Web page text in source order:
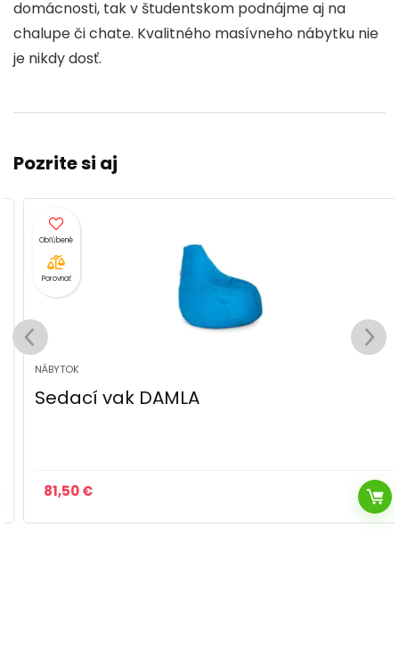
domácnosti, tak v študentskom podnájme aj na
chalupe či chate. Kvalitného masívneho nábytku nie
je nikdy dosť.
Pozrite si aj
Porovnať
NÁBYTOK
Sedací vak DAMLA
81,50€